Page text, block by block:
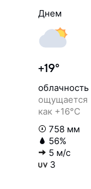
Днем
+19°
облачность
ощущается
как +16°C
758 мм
56%
5 м/с
3